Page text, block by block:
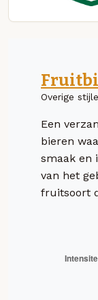
Overige
Een
bieren
smaak en
van het
fruitsoort